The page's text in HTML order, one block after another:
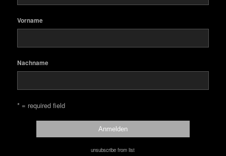
Vorname
Nachname
* = required field
unsubscribe from list